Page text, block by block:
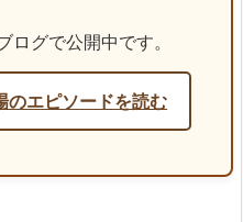
グで公開中です。
のエピソードを読む